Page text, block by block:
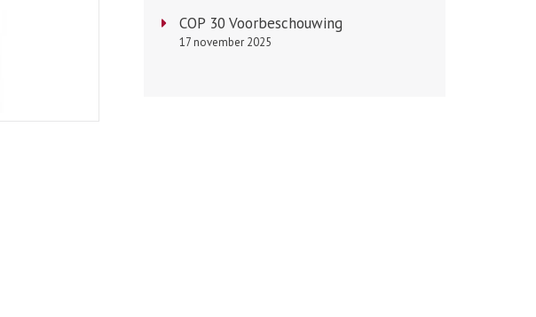
COP 30 Voorbeschouwing
17 november 2025